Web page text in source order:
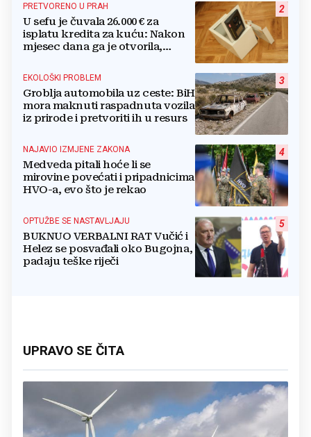
2
PRETVORENO U PRAH
U sefu je čuvala 26.000 € za
isplatu kredita za kuću: Nakon
mjesec dana ga je otvorila,
3
EKOLOŠKI PROBLEM
Groblja automobila uz ceste: BiH
mora maknuti raspadnuta vozila
iz prirode i pretvoriti ih u resurs
4
NAJAVIO IZMJENE ZAKONA
Medveda pitali hoće li se
mirovine povećati i pripadnicima
HVO-a, evo što je rekao
5
OPTUŽBE SE NASTAVLJAJU
BUKNUO VERBALNI RAT Vučić i
Helez se posvađali oko Bugojna,
padaju teške riječi
UPRAVO SE ČITA